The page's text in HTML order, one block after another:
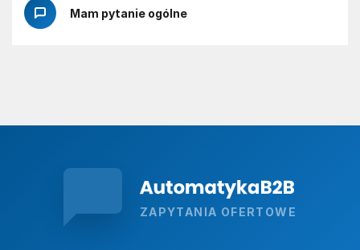
Mam pytanie ogólne
ZAPYTANIA OFERTOWE